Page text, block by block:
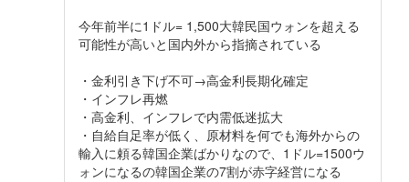
今年前半に1ドル= 1,500大韓民国ウォンを超える
可能性が高いと国内外から指摘されている
・金利引き下げ不可→高金利長期化確定
・インフレ再燃
・高金利、インフレで内需低迷拡大
・自給自足率が低く、原材料を何でも海外からの
輸入に頼る韓国企業ばかりなので、1ドル=1500ウ
ォンになるの韓国企業の7割が赤字経営になる